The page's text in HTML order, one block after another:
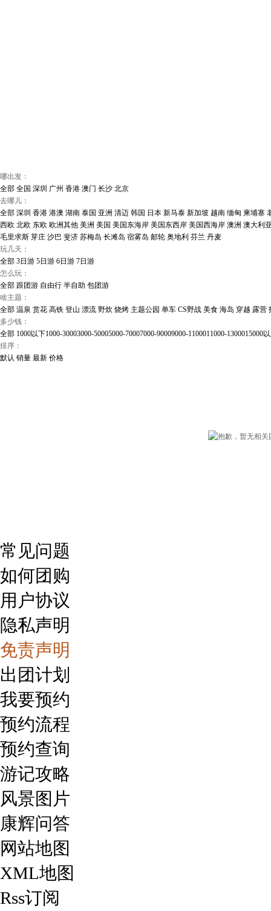
哪出发：
全部 全国 深圳 广州 香港 澳门 长沙 北京
去哪儿：
全部 深圳 香港 港澳 湖南 泰国 亚洲 清迈 韩国 日本 新马泰 新加坡 越南 缅甸 柬埔寨
西欧 北欧 东欧 欧洲其他 美洲 美国 美国东海岸 美国东西岸 美国西海岸 澳洲 澳大利
毛里求斯 芽庄 沙巴 斐济 苏梅岛 长滩岛 宿雾岛 邮轮 奥地利 芬兰 丹麦
玩几天：
全部 3日游 5日游 6日游 7日游
怎么玩：
全部 跟团游 自由行 半自助 包团游
啥主题：
全部 温泉 赏花 高铁 登山 漂流 野炊 烧烤 主题公园 单车 CS野战 美食 海岛 穿越 露营
多少钱：
全部 1000以下1000-30003000-50005000-70007000-90009000-1100011000-1300015000
排序：
默认 销量 最新 价格
常见问题
如何团购
用户协议
隐私声明
免责声明
出团计划
我要预约
预约流程
预约查询
游记攻略
风景图片
康辉问答
网站地图
XML地图
Rss订阅